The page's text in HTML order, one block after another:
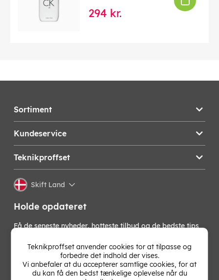
294 kr.
Sortiment
Kundeservice
Teknikproffset
Skift Land
Holde opdateret
Få de seneste nyheder, hotteste tilbud og de bedste tips
nyhedsbrev!
OK
Teknikproffset anvender cookies tor at tilpasse og
forbedre det indhold der vises.
Vi anbefaler at du accepterer samtlige cookies, for at
du kan få den bedst tænkelige oplevelse når du